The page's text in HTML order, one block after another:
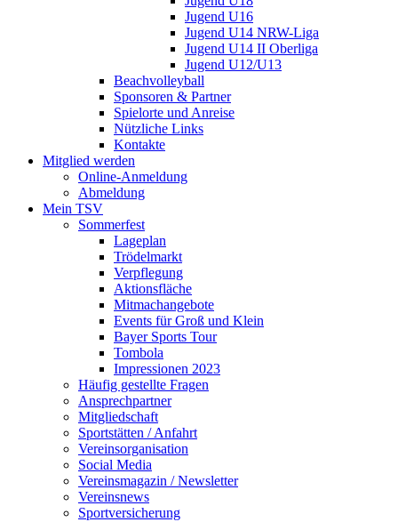
Jugend U16
Jugend U14 NRW-Liga
Jugend U14 II Oberliga
Jugend U12/U13
Beachvolleyball
Sponsoren & Partner
Spielorte und Anreise
Nützliche Links
Kontakte
Mitglied werden
Online-Anmeldung
Abmeldung
Mein TSV
Sommerfest
Lageplan
Trödelmarkt
Verpflegung
Aktionsfläche
Mitmachangebote
Events für Groß und Klein
Bayer Sports Tour
Tombola
Impressionen 2023
Häufig gestellte Fragen
Ansprechpartner
Mitgliedschaft
Sportstätten / Anfahrt
Vereinsorganisation
Social Media
Vereinsmagazin / Newsletter
Vereinsnews
Sportversicherung